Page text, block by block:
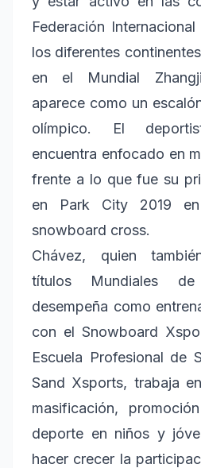
Federación
los diferentes
en el Mundial
aparece como un
olímpico. El
encuentra enfocado en
frente a lo que fue su
en Park City 2019
snowboard cross.
Chávez, quien
títulos Mundiales
desempeña como
con el Snowboard
Escuela Profesional de
Sand Xsports, trabaja
masificación,
deporte en niños y
hacer crecer la